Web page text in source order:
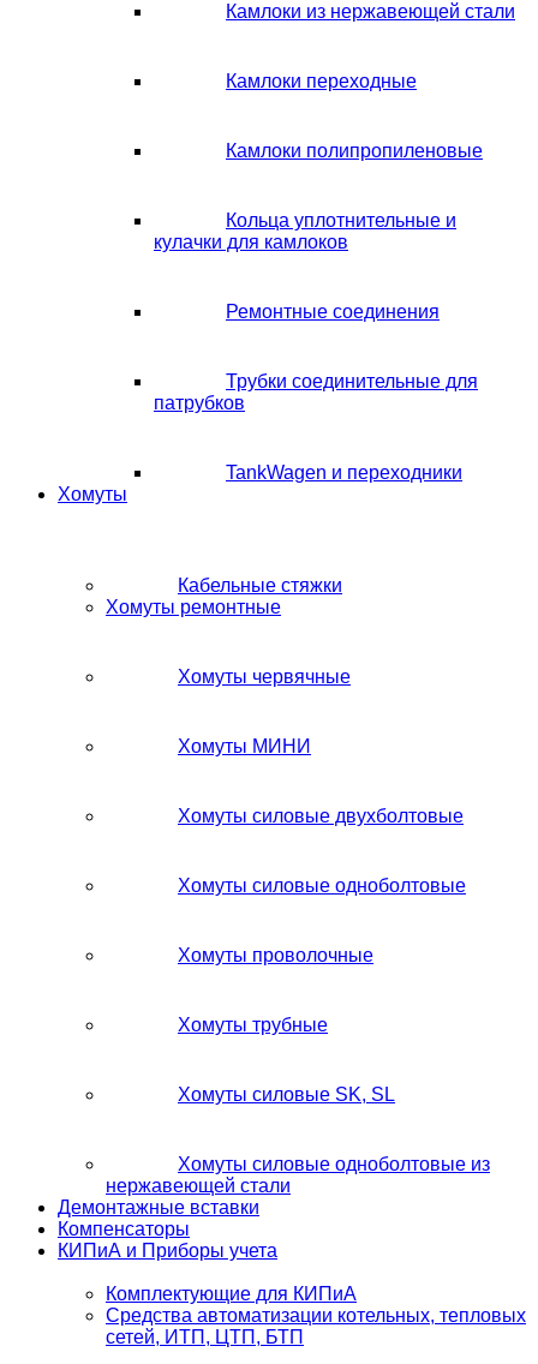
Камлоки из нержавеющей стали
Камлоки переходные
Камлоки полипропиленовые
Кольца уплотнительные и
кулачки для камлоков
Ремонтные соединения
Трубки соединительные для
патрубков
TankWagen и переходники
Хомуты
Кабельные стяжки
Хомуты ремонтные
Хомуты червячные
Хомуты МИНИ
Хомуты силовые двухболтовые
Хомуты силовые одноболтовые
Хомуты проволочные
Хомуты трубные
Хомуты силовые SK, SL
Хомуты силовые одноболтовые из
нержавеющей стали
Демонтажные вставки
Компенсаторы
КИПиА и Приборы учета
Комплектующие для КИПиА
Средства автоматизации котельных, тепловых
сетей, ИТП, ЦТП, БТП